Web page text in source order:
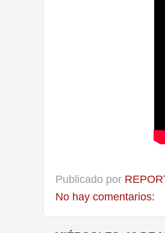
Publicado por
No hay comentarios: